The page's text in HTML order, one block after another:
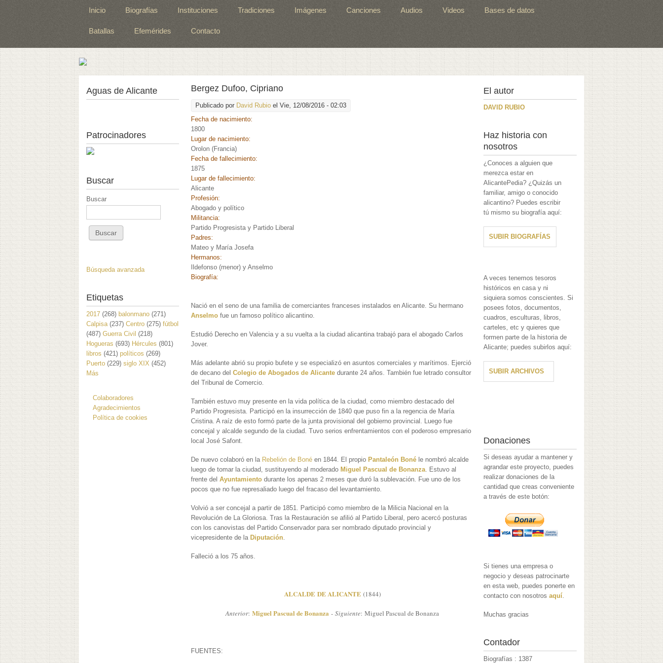
Inicio Biografías Instituciones Tradiciones Imágenes Canciones Audios Videos Bases de datos
Batallas Efemérides Contacto
Bergez Dufoo, Cipriano
Publicado por David Rubio el Vie, 12/08/2016 - 02:03
Fecha de nacimiento:
1800
Lugar de nacimiento:
Orolon (Francia)
Fecha de fallecimiento:
1875
Lugar de fallecimiento:
Alicante
Profesión:
Abogado y político
Militancia:
Partido Progresista y Partido Liberal
Padres:
Mateo y María Josefa
Hermanos:
Ildefonso (menor) y Anselmo
Biografía:
Nació en el seno de una familia de comerciantes franceses instalados en Alicante. Su hermano
Anselmo fue un famoso político alicantino.
Estudió Derecho en Valencia y a su vuelta a la ciudad alicantina trabajó para el abogado Carlos
Jover.
Más adelante abrió su propio bufete y se especializó en asuntos comerciales y marítimos. Ejerció
de decano delColegio de Abogados de Alicante durante 24 años. También fue letrado consultor
del Tribunal de Comercio.
También estuvo muy presente en la vida política de la ciudad, como miembro destacado del
Partido Progresista. Participó en la insurrección de 1840 que puso fin a la regencia de María
Cristina. A raíz de esto formó parte de la junta provisional del gobierno provincial. Luego fue
concejal y alcalde segundo de la ciudad. Tuvo serios enfrentamientos con el poderoso empresario
local José Safont.
De nuevo colaboró en la Rebelión de Boné en 1844. El propio Pantaleón Boné le nombró alcalde
luego de tomar la ciudad, sustituyendo al moderado Miguel Pascual de Bonanza. Estuvo al
frente delAyuntamiento durante los apenas 2 meses que duró la sublevación. Fue uno de los
pocos que no fue represaliado luego del fracaso del levantamiento.
Volvió a ser concejal a partir de 1851. Participó como miembro de la Milicia Nacional en la
Revolución de La Gloriosa. Tras la Restauración se afilió al Partido Liberal, pero acercó posturas
con los canovistas del Partido Conservador para ser nombrado diputado provincial y
vicepresidente de la Diputación.
Falleció a los 75 años.
ALCALDE DE ALICANTE (1844)
Anterior:Miguel Pascual de Bonanza -Siguiente: Miguel Pascual de Bonanza
FUENTES:
Aguas de Alicante
Patrocinadores
Buscar
Buscar
Búsqueda avanzada
Etiquetas
2017 (268) balonmano (271)
Calpisa(237) Centro (275) fútbol
(487) Guerra Civil (218)
Hogueras (693) Hércules (801)
libros (421) políticos (269)
Puerto (229) siglo XIX (452)
Más
Colaboradores
Agradecimientos
Política de cookies
El autor
DAVID RUBIO
Haz historia con
nosotros
¿Conoces a alguien que
merezca estar en
AlicantePedia? ¿Quizás un
familiar, amigo o conocido
alicantino? Puedes escribir
tú mismo su biografía aquí:
SUBIR BIOGRAFÍAS
A veces tenemos tesoros
históricos en casa y ni
siquiera somos conscientes. Si
posees fotos, documentos,
cuadros, esculturas, libros,
carteles, etc y quieres que
formen parte de la historia de
Alicante; puedes subirlos aquí:
SUBIR ARCHIVOS
Donaciones
Si deseas ayudar a mantener y
agrandar este proyecto, puedes
realizar donaciones de la
cantidad que creas conveniente
a través de este botón:
Si tienes una empresa o
negocio y deseas patrocinarte
en esta web, puedes ponerte en
contacto con nosotrosaquí.
Muchas gracias
Contador
Biografías : 1387